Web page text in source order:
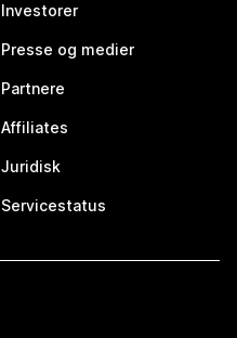
Investorer
Presse og medier
Partnere
Affiliates
Juridisk
Servicestatus